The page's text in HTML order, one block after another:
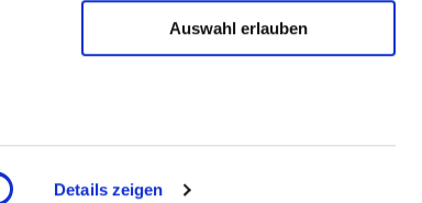
Details zeigen
Auswahl erlauben